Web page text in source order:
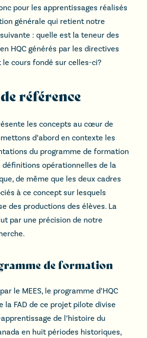
pour les apprentissages réalisés
générale qui retient notre
: quelle est la teneur des
HQC générés par les directives
cours fondé sur celles-ci?
référence
les concepts au cœur de
mettons d’abord en contexte les
du programme de formation
définitions opérationnelles de la
de même que les deux cadres
à ce concept sur lesquels
des productions des élèves. La
par une précision de notre
de formation
le MEES, le programme d’HQC
la FAD de ce projet pilote divise
apprentissage de l’histoire du
en huit périodes historiques,